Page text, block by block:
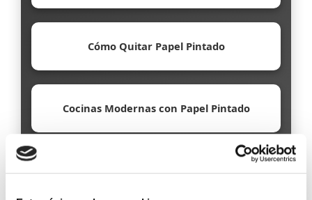
Cómo Quitar Papel Pintado
Cocinas Modernas con Papel Pintado
Papel Pintado Ecológico